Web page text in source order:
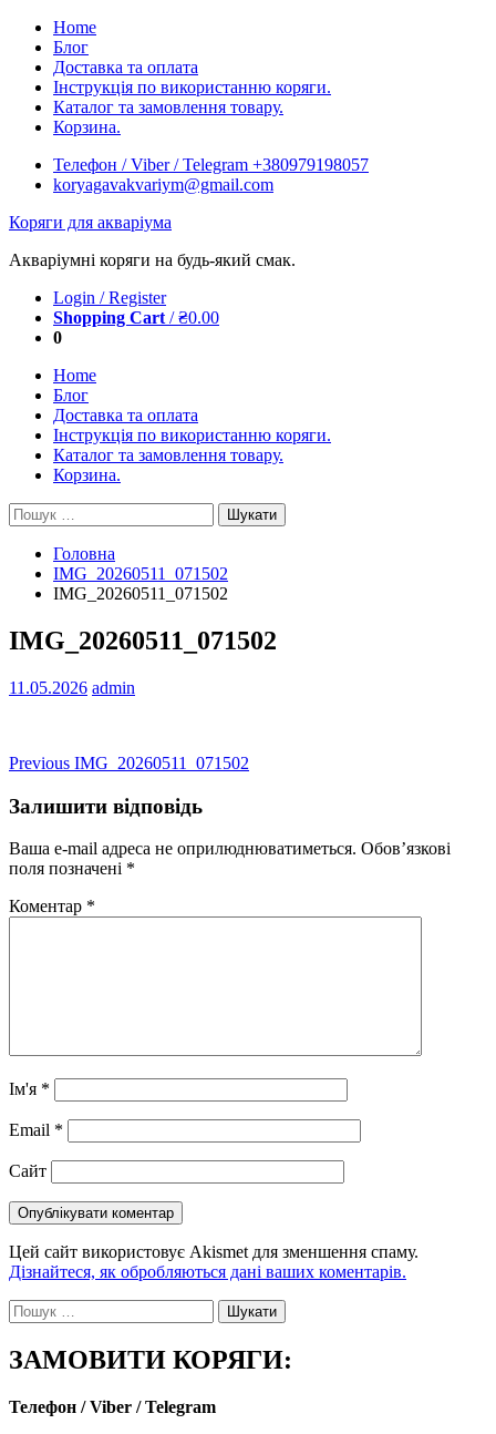
Skip
content
Home
Блог
Доставка та оплата
Інструкція по використанню коряги.
Каталог та замовлення товару.
Корзина.
Телефон / Viber / Telegram +380979198057
koryagavakvariym@gmail.com
Коряги для акваріума
Акваріумні коряги на будь-який смак.
Login / Register
Shopping Cart /₴0.00
0
Home
Блог
Доставка та оплата
Інструкція по використанню коряги.
Каталог та замовлення товару.
Корзина.
Пошук:
Головна
IMG_20260511_071502
IMG_20260511_071502
IMG_20260511_071502
11.05.2026 admin
Навігація
записів
Previous Previous
IMG_20260511_071502
Залишити відповідь
Ваша e-mail адреса не оприлюднюватиметься. Обов’язкові
поля позначені *
Коментар *
Ім'я *
Email *
Сайт
Цей сайт використовує Akismet для зменшення спаму.
Дізнайтеся, як обробляються дані ваших коментарів.
Пошук:
ЗАМОВИТИ КОРЯГИ:
Телефон / Viber / Telegram